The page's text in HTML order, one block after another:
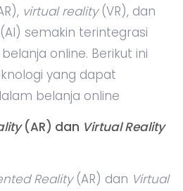
virtual reality (VR), dan
semakin terintegrasi
online. Berikut ini
yang dapat
belanja online
(AR) dan Virtual Reality
Reality(AR) dan Virtual